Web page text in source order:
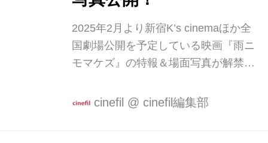
ミ（安野澄）の「歌うだけがゴスペル
じゃないから」という芯...
2025年2月より新宿K’s cinemaほか全
国劇場公開を予定している映画『雨ニ
モマケズ』の特報＆場面写真が解禁さ
亡くなったゴスペル音楽家を偲び、メ
cinefil @ cinefil編集部